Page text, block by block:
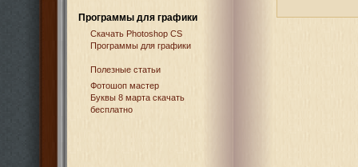
Программы для графики
Cкачать Photoshop CS
Программы для графики
Полезные статьи
Фотошоп мастер
Буквы 8 марта скачать
бесплатно